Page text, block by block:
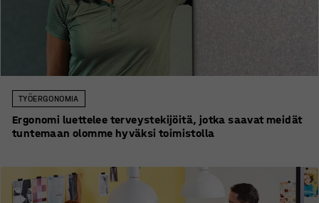
TYÖERGONOMIA
Ergonomi luettelee terveystekijöitä, jotka saavat meidät
tuntemaan olomme hyväksi toimistolla